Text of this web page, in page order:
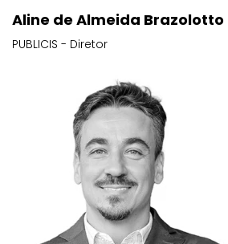
Aline de Almeida Brazolotto
PUBLICIS - Diretor